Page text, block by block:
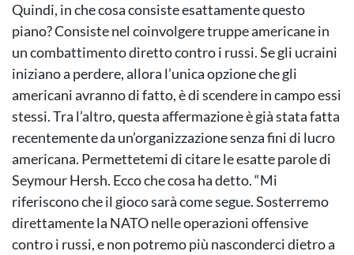
Quindi, in che cosa consiste esattamente questo
piano? Consiste nel coinvolgere truppe americane in
un combattimento diretto contro i russi. Se gli ucraini
iniziano a perdere, allora l’unica opzione che gli
americani avranno di fatto, è di scendere in campo essi
stessi. Tra l’altro, questa affermazione è già stata fatta
recentemente da un’organizzazione senza fini di lucro
americana. Permettetemi di citare le esatte parole di
Seymour Hersh. Ecco che cosa ha detto. “Mi
riferiscono che il gioco sarà come segue. Sosterremo
direttamente la NATO nelle operazioni offensive
contro i russi, e non potremo più nasconderci dietro a